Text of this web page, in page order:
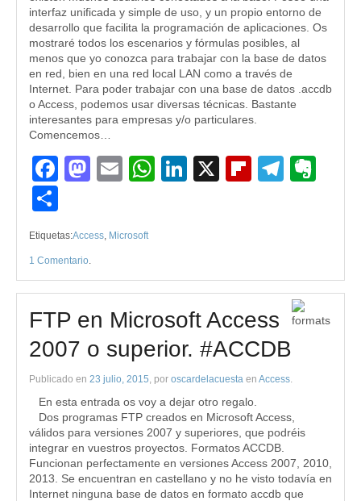
interfaz unificada y simple de uso, y un propio entorno de
desarrollo que facilita la programación de aplicaciones. Os
mostraré todos los escenarios y fórmulas posibles, al
menos que yo conozca para trabajar con la base de datos
en red, bien en una red local LAN como a través de
Internet. Para poder trabajar con una base de datos .accdb
o Access, podemos usar diversas técnicas. Bastante
interesantes para empresas y/o particulares.
Comencemos…
Facebook
Mastodon
EmailWhatsApp
LinkedIn
X Flipboard
Etiquetas:Access, Microsoft
1 Comentario.
FTP en Microsoft Access
2007 o superior. #ACCDB
Publicado en 23 julio, 2015, por oscardelacuesta en Access.
En esta entrada os voy a dejar otro regalo.
Dos programas FTP creados en Microsoft Access,
válidos para versiones 2007 y superiores, que podréis
integrar en vuestros proyectos. Formatos ACCDB.
Funcionan perfectamente en versiones Access 2007, 2010,
2013. Se encuentran en castellano y no he visto todavía en
Internet ninguna base de datos en formato accdb que